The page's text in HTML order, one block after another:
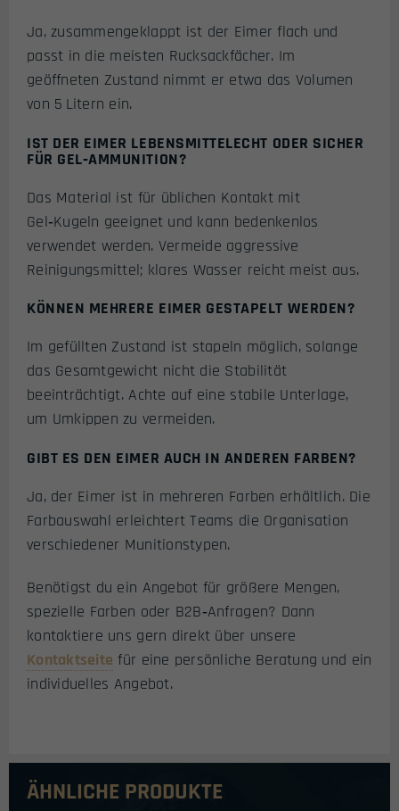
Ja, zusammengeklappt ist der Eimer flach und
passt in die meisten Rucksackfächer. Im
geöffneten Zustand nimmt er etwa das Volumen
von 5 Litern ein.
IST DER EIMER LEBENSMITTELECHT ODER SICHER
FÜR GEL‑AMMUNITION?
Das Material ist für üblichen Kontakt mit
Gel‑Kugeln geeignet und kann bedenkenlos
verwendet werden. Vermeide aggressive
Reinigungsmittel; klares Wasser reicht meist aus.
KÖNNEN MEHRERE EIMER GESTAPELT WERDEN?
Im gefüllten Zustand ist stapeln möglich, solange
das Gesamtgewicht nicht die Stabilität
beeinträchtigt. Achte auf eine stabile Unterlage,
um Umkippen zu vermeiden.
GIBT ES DEN EIMER AUCH IN ANDEREN FARBEN?
Ja, der Eimer ist in mehreren Farben erhältlich. Die
Farbauswahl erleichtert Teams die Organisation
verschiedener Munitionstypen.
Benötigst du ein Angebot für größere Mengen,
spezielle Farben oder B2B‑Anfragen? Dann
kontaktiere uns gern direkt über unsere
Kontaktseite für eine persönliche Beratung und ein
individuelles Angebot.
ÄHNLICHE PRODUKTE